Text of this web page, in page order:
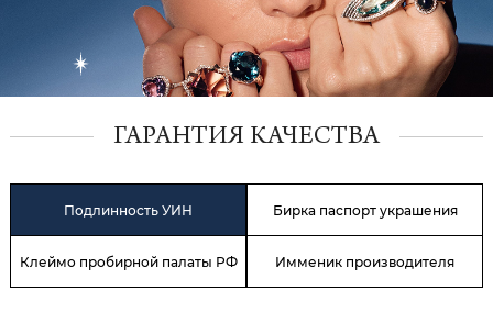
ГАРАНТИЯ КАЧЕСТВА
Подлинность УИН Бирка паспорт украшения
Клеймо пробирной палаты РФ Имменик производителя